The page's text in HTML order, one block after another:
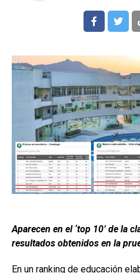
Aparecen en el ‘top 10’ de la
resultados obtenidos en la
En un ranking de educación